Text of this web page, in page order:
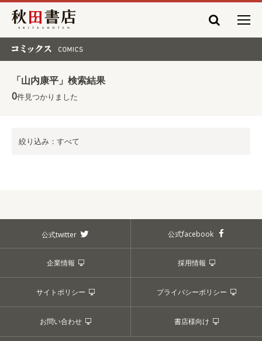
秋田書店
「山内康平」検索結果
0件見つかりました
絞り込み：すべて
公式twitter 公式facebook
企業情報 採用情報
サイトポリシー プライバシーポリシー
お問い合わせ 書店様向け